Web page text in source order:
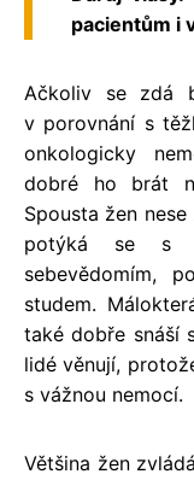
pacientům i
Ačkoliv se zdá
v porovnání s
onkologicky
dobré ho brát
Spousta žen
potýká se s
sebevědomím,
studem.
také dobře snáší
lidé věnují,
s vážnou nemocí.
Většina žen